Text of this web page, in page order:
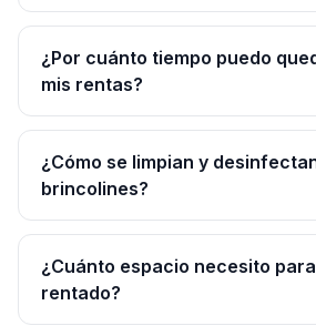
¿Por cuánto tiempo puedo
mis rentas?
¿Cómo se limpian y
brincolines?
¿Cuánto espacio necesito
rentado?